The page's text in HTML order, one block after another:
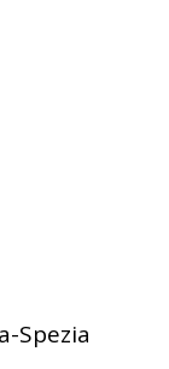
Spezia